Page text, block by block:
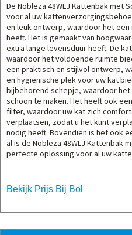
De Nobleza 48WLJ Kattenbak met
voor al uw
en leuk ontwerp, waardoor het
heeft. Het is gemaakt van
extra lange levensduur heeft. De
waardoor het voldoende ruimte
een praktisch en stijlvol ontwerp,
en hygiënische plek voor uw kat
bijbehorend schepje, waardoor
schoon te maken. Het heeft ook
filter, waardoor uw kat zich
verplaatsen, zodat u het kunt
nodig heeft. Bovendien is het ook
al is de Nobleza 48WLJ Kattenbak
perfecte oplossing voor al uw
Bekijk Prijs Bij Bol